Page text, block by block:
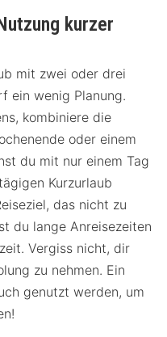
kurzer
mit zwei oder drei
ein wenig Planung.
kombiniere die
oder einem
du mit nur einem Tag
Kurzurlaub
das nicht zu
du lange Anreisezeiten
Vergiss nicht, dir
zu nehmen. Ein
genutzt werden, um